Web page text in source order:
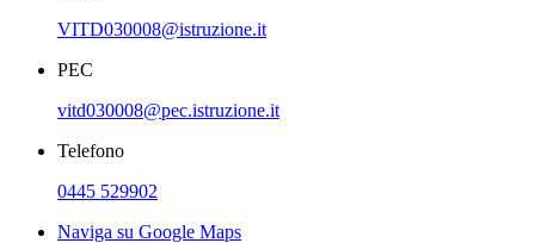
VITD030008@istruzione.it
PEC
vitd030008@pec.istruzione.it
Telefono
0445 529902
Naviga su Google Maps